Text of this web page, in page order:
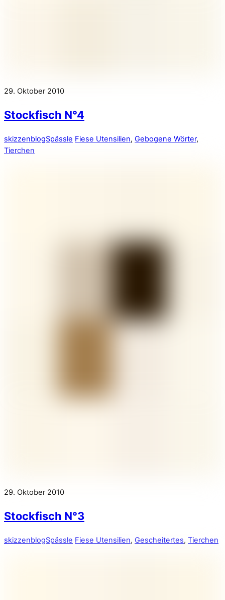
29. Oktober 2010
Stockfisch N°4
skizzenblogSpässle Fiese Utensilien, Gebogene Wörter,
Tierchen
29. Oktober 2010
Stockfisch N°3
skizzenblogSpässle Fiese Utensilien, Gescheitertes, Tierchen